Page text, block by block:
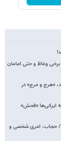
وعاظ و حتی امامان
«هرج و مرج» در
ایرانی‌ها «فحش»
/ حجاب، امری شخصی و